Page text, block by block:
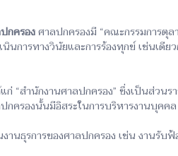
กครองศาลปกครองมี “คณะกรรมการตุ
การทางวินัยและการร้องทุกข์ เช่นเดี
ก่ “สำนักงานศาลปกครอง” ซึ่งเป็นส่วน
ครองนั้นมีอิสระในการบริหารงานบุ
นธุรการของศาลปกครอง เช่น งานรับ